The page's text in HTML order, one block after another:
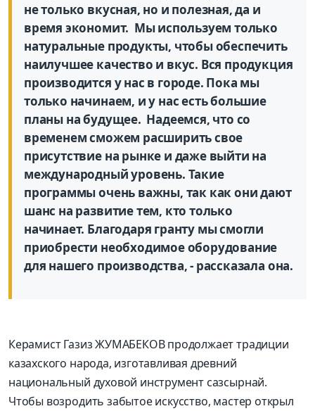
не только вкусная, но и полезная, да и
время экономит. Мы используем только
натуральные продукты, чтобы обеспечить
наилучшее качество и вкус. Вся продукция
производится у нас в городе. Пока мы
только начинаем, и у нас есть большие
планы на будущее. Надеемся, что со
временем сможем расширить свое
присутствие на рынке и даже выйти на
международный уровень. Такие
программы очень важны, так как они дают
шанс на развитие тем, кто только
начинает. Благодаря гранту мы смогли
приобрести необходимое оборудование
для нашего производства, - рассказала она.
Керамист Газиз ЖУМАБЕКОВ продолжает традиции
казахского народа, изготавливая древний
национальный духовой инструмент сазсырнай.
Чтобы возродить забытое искусство, мастер открыл